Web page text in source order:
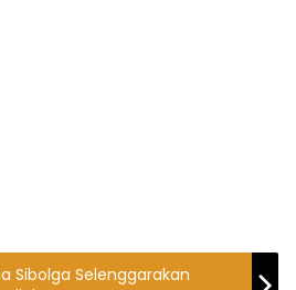
Sibolga Selenggarakan